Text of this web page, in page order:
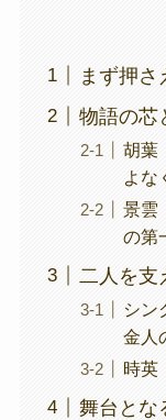
まず押さ
物語の芯
胡葉
よな
景雲
の第
二人を支
シン
金人
時英
舞台とな